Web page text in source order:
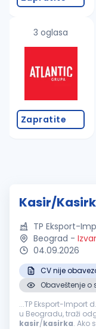
3 oglasa
Zapratite
Kasir/
TP Eksport-
Beograd -
04.09.2026
CV nije
Obaveštenje
...TP Eksport-Import
u Beogradu, traži
kasir/kasirka. Ako